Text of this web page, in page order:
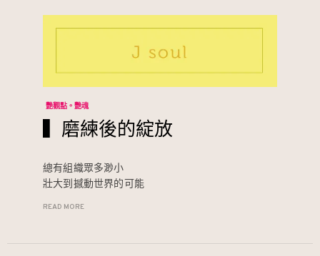
艷觀點。艷魂
▍磨練後的綻放
總有組織眾多渺小
壯大到撼動世界的可能
READ MORE